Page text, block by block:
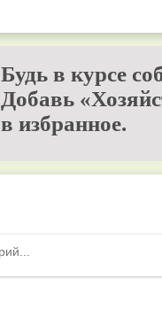
Будь в курсе
Добавь
в избранное.